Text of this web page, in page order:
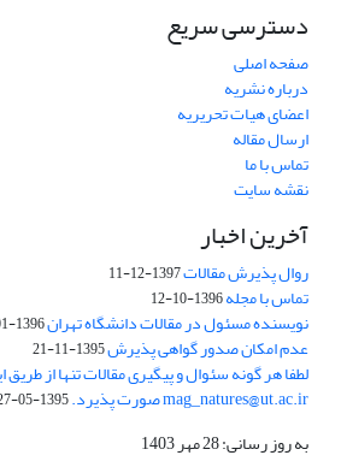
دسترسی سریع
صفحه اصلی
درباره نشریه
اعضای هیات تحریریه
ارسال مقاله
تماس با ما
نقشه سایت
آخرین اخبار
روال پذیرش مقالات1397-12-11
تماس با مجله1396-10-12
نویسنده مسئول در مقالات دانشگاه تهران1396-01-11
عدم امکان صدور گواهی پذیرش1395-11-21
لطفا هر گونه سئوال و پیگیری مقالات تنها از طریق
mag_natures@ut.ac.ir صورت پذیرد. 1395-05-27
به روز رسانی: 28 مهر 1403